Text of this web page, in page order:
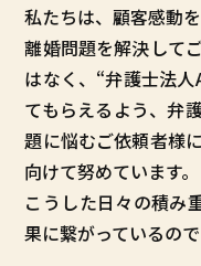
私たちは、顧客感動
離婚問題を解決して
はなく、“弁護士法
てもらえるよう、弁
題に悩むご依頼者様
向けて努めています。
こうした日々の積み
果に繋がっているので